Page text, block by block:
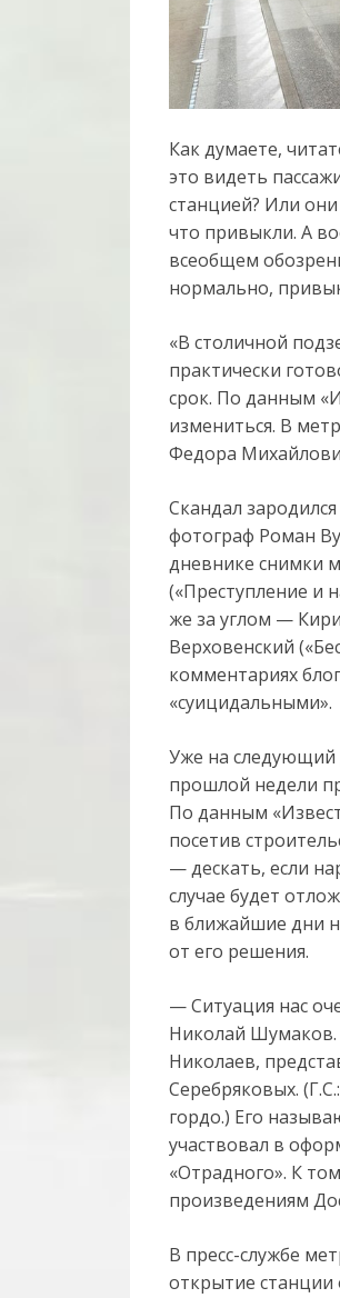
Как думаете,
это видеть
станцией? Или
что привыкли. А
всеобщем
нормально,
«В столичной
практически
срок. По данным
измениться. В
Федора
Скандал
фотограф Роман
дневнике снимки
(«Преступление и
же за углом —
Верховенский
комментариях
«суицидальными».
Уже на следующий
прошлой недели
По данным
посетив
— дескать, если
случае будет
в ближайшие дни
от его решения.
— Ситуация нас
Николай
Николаев,
Серебряковых.
гордо.) Его
участвовал в
«Отрадного». К
произведениям
В пресс-службе
открытие